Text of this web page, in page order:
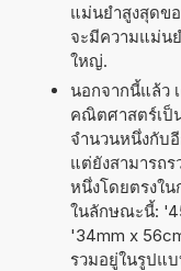
แม่นยำสูงสุดข
จะมีความแม่น
ใหญ่.
นอกจากนี้แล้ว
คณิตศาสตร์เป็
จำนวนหนึ่งกับ
แต่ยังสามารถ
หนึ่งโดยตรงใ
ในลักษณะนี้:
'34mm x
รวมอยู่ในรูปแ